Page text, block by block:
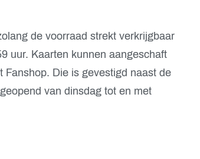
de voorraad strekt verkrijgbaar
uur. Kaarten kunnen aangeschaft
Die is gevestigd naast de
van dinsdag tot en met